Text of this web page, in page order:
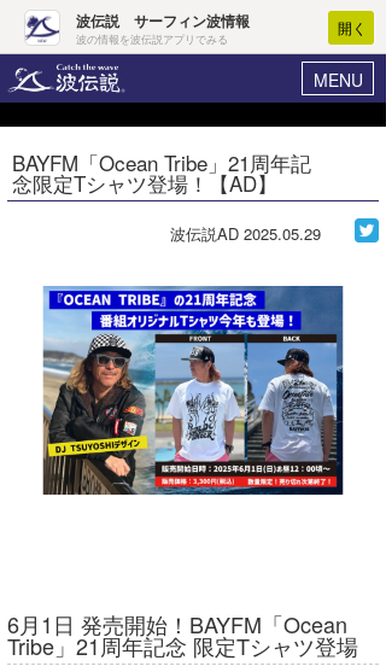
波伝説 サーフィン波情報
波の情報を波伝説アプリでみる
開く
MENU
ヘルプ マイホーム
ログイン
WAVE HUNTER波予想ツール
気象情報
ニュース
サーフィンエリアガイド
BAYFM「Ocean Tribe」21周年記
念限定Tシャツ登場！【AD】
波伝説AD 2025.05.29
6月1日 発売開始！BAYFM「Ocean
Tribe」21周年記念 限定Tシャツ登場
Core Surf Japan
アート＆エンタメ
コラム
トラベル
ショップ情報
伊豆
ルール＆How to